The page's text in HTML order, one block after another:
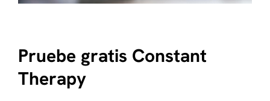
Pruebe gratis Constant
Therapy